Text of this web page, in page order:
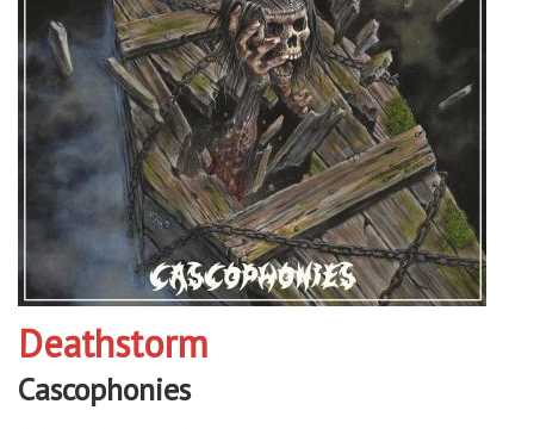
Deathstorm
Cascophonies